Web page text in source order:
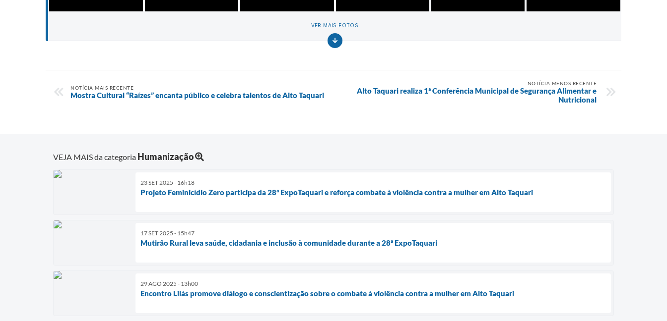
VER MAIS FOTOS
NOTÍCIA MAIS RECENTE
Mostra Cultural “Raízes” encanta público e celebra talentos de Alto Taquari
NOTÍCIA MENOS RECENTE
Alto Taquari realiza 1ª Conferência Municipal de Segurança Alimentar e
Nutricional
VEJA MAIS da categoria Humanização
23 SET 2025 - 16h18
Projeto Feminicídio Zero participa da 28ª ExpoTaquari e reforça combate à violência contra a mulher em Alto Taquari
17 SET 2025 - 15h47
Mutirão Rural leva saúde, cidadania e inclusão à comunidade durante a 28ª ExpoTaquari
29 AGO 2025 - 13h00
Encontro Lilás promove diálogo e conscientização sobre o combate à violência contra a mulher em Alto Taquari